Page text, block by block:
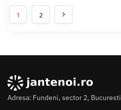
1 2
Adresa: Fundeni, sector 2, Bucuresti